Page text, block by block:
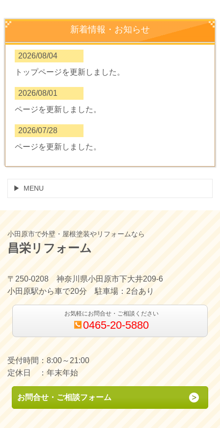
新着情報・お知らせ
2026/08/04
トップページを更新しました。
2026/08/01
ページを更新しました。
2026/07/28
ページを更新しました。
MENU
小田原市で外壁・屋根塗装やリフォームなら
昌栄リフォーム
〒250-0208 神奈川県小田原市下大井209-6
小田原駅から車で20分 駐車場：2台あり
お気軽にお問合せ・ご相談ください
0465-20-5880
受付時間：8:00～21:00
定休日 ：年末年始
お問合せ・ご相談フォーム